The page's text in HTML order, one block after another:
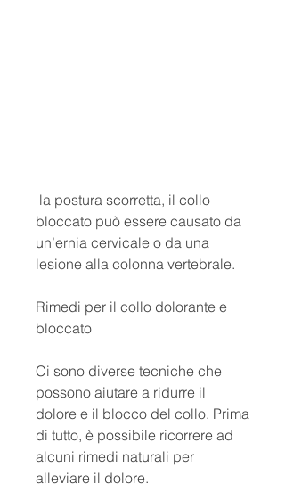
bloccato può essere causato da
un’ernia cervicale o da una
lesione alla colonna vertebrale.
Rimedi per il collo dolorante e
bloccato
Ci sono diverse tecniche che
possono aiutare a ridurre il
dolore e il blocco del collo. Prima
di tutto, è possibile ricorrere ad
alcuni rimedi naturali per
alleviare il dolore.